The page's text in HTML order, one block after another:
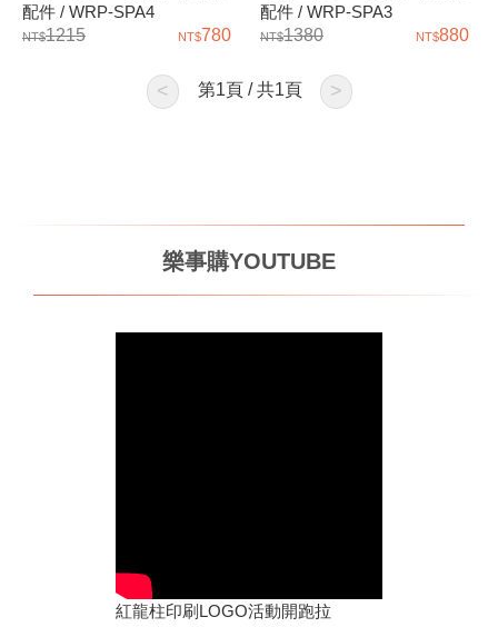
配件 / WRP-SPA4
1215
780
配件 / WRP-SPA3
1380
880
< 第1頁 / 共1頁 >
樂事購YOUTUBE
紅龍柱印刷LOGO活動開跑拉